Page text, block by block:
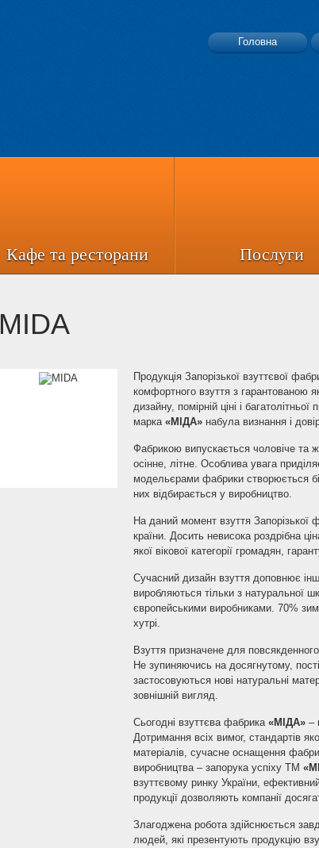
Головна
Кафе та ресторани Послуги
MIDA
Продукція Запорізької взуттєвої
комфортного взуття з гарантованою
дизайну, помірній ціні і
марка «МІДА» набула визнання і
Фабрикою випускається чоловіче та
осінне, літне. Особлива увага
модельєрами фабрики створюється
них відбирається у виробництво.
На даний момент взуття Запорізької
країни. Досить невисока роздрібна
якої вікової категорії громадян,
Сучасний дизайн взуття доповнює
виробляються тільки з натуральної
європейськими виробниками. 70%
хутрі.
Взуття призначене для
Не зупиняючись на досягнутому,
застосовуються нові натуральні
зовнішній вигляд.
Сьогодні взуттєва фабрика «МІДА» –
Дотримання всіх вимог, стандартів
матеріалів, сучасне оснащення
виробництва – запорука успіху ТМ
взуттєвому ринку України,
продукції дозволяють компанії
Злагоджена робота здійснюється
людей, які презентують продукцію